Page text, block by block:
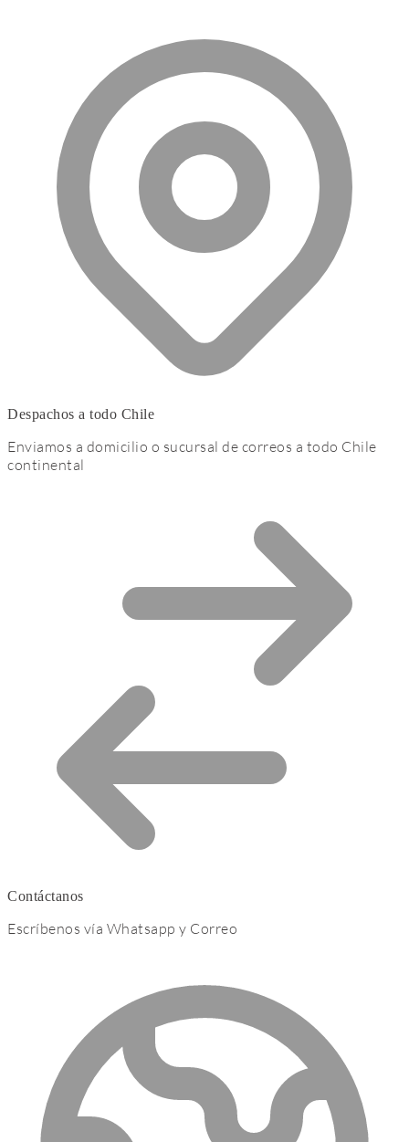
Despachos a todo Chile
Enviamos a domicilio o sucursal de correos a todo Chile
continental
Contáctanos
Escríbenos vía Whatsapp y Correo